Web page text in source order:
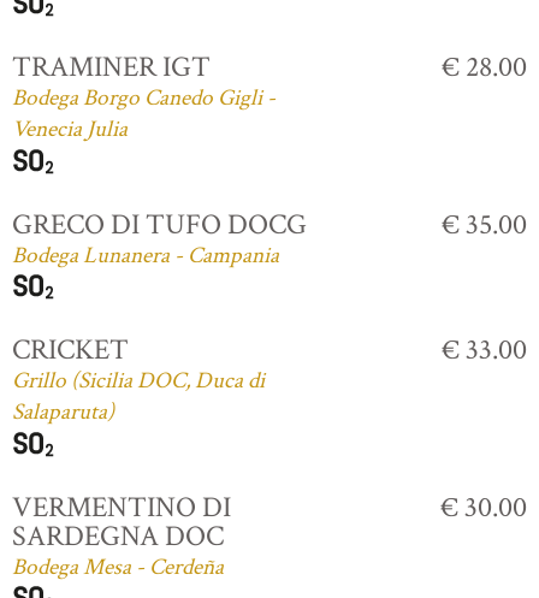
TRAMINER IGT
Bodega Borgo Canedo Gigli -
Venecia Julia
€ 28.00
GRECO DI TUFO DOCG
Bodega Lunanera - Campania
€ 35.00
CRICKET
Grillo (Sicilia DOC, Duca di
Salaparuta)
€ 33.00
VERMENTINO DI
SARDEGNA DOC
Bodega Mesa - Cerdeña
€ 30.00